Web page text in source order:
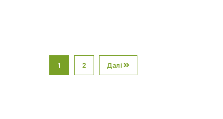
1 2 Далі